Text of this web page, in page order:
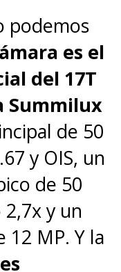
y
por la
la marca
. A pesar
podemos
es el
del 17T
Summilux
de 50
y OIS, un
de 50
y un
MP. Y la